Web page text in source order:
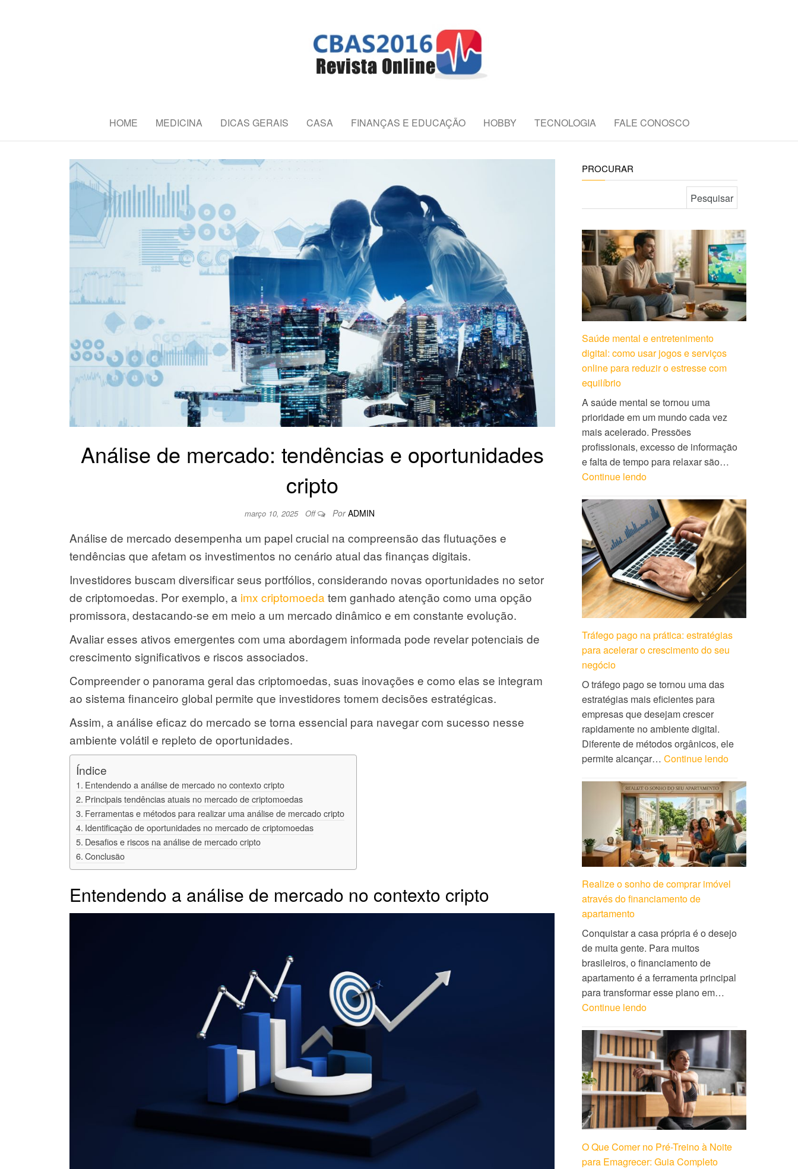
HOME MEDICINA DICAS GERAIS CASA FINANÇAS E EDUCAÇÃO HOBBY TECNOLOGIA FALE CONOSCO
Análise de mercado: tendências e oportunidades
cripto
março 10, 2025 Off Por ADMIN
Análise de mercado desempenha um papel crucial na compreensão das flutuações e
tendências que afetam os investimentos no cenário atual das finanças digitais.
Investidores buscam diversificar seus portfólios, considerando novas oportunidades no setor
de criptomoedas. Por exemplo, a imx criptomoeda tem ganhado atenção como uma opção
promissora, destacando-se em meio a um mercado dinâmico e em constante evolução.
Avaliar esses ativos emergentes com uma abordagem informada pode revelar potenciais de
crescimento significativos e riscos associados.
Compreender o panorama geral das criptomoedas, suas inovações e como elas se integram
ao sistema financeiro global permite que investidores tomem decisões estratégicas.
Assim, a análise eficaz do mercado se torna essencial para navegar com sucesso nesse
ambiente volátil e repleto de oportunidades.
Índice
Entendendo a análise de mercado no contexto cripto
Principais tendências atuais no mercado de criptomoedas
Ferramentas e métodos para realizar uma análise de mercado cripto
Identificação de oportunidades no mercado de criptomoedas
Desafios e riscos na análise de mercado cripto
Conclusão
Entendendo a análise de mercado no contexto cripto
PROCURAR
Saúde mental e entretenimento
digital: como usar jogos e serviços
online para reduzir o estresse com
equilíbrio
A saúde mental se tornou uma
prioridade em um mundo cada vez
mais acelerado. Pressões
profissionais, excesso de informação
e falta de tempo para relaxar são…
Continue lendo
Tráfego pago na prática: estratégias
para acelerar o crescimento do seu
negócio
O tráfego pago se tornou uma das
estratégias mais eficientes para
empresas que desejam crescer
rapidamente no ambiente digital.
Diferente de métodos orgânicos, ele
permite alcançar… Continue lendo
Realize o sonho de comprar imóvel
através do financiamento de
apartamento
Conquistar a casa própria é o desejo
de muita gente. Para muitos
brasileiros, o financiamento de
apartamento é a ferramenta principal
para transformar esse plano em…
Continue lendo
O Que Comer no Pré-Treino à Noite
para Emagrecer: Guia Completo